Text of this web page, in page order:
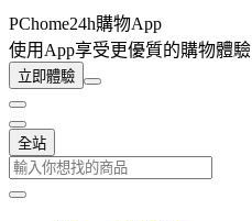
PChome24h購物App
使用App享受更優質的購物體驗
立即體驗
全站